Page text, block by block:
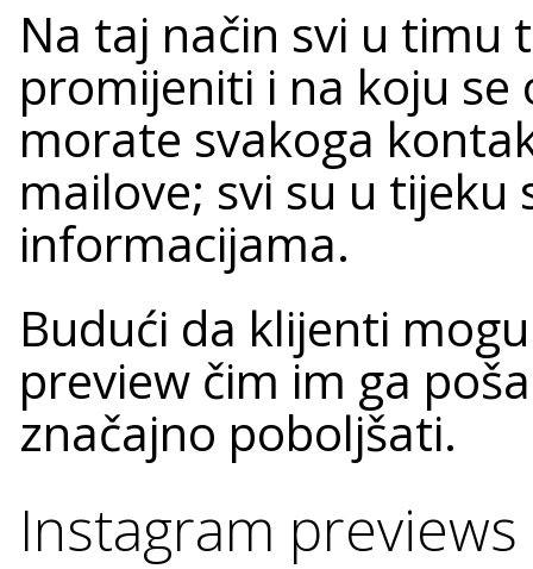
Na taj način svi u timu
promijeniti i na koju
morate svakoga
mailove; svi su u
informacijama.
Budući da klijenti
preview čim im ga
značajno poboljšati.
Instagram